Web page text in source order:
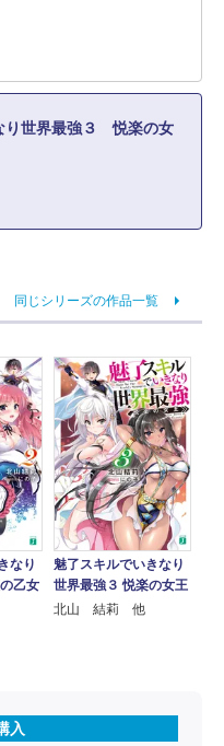
り世界最強３ 悦楽の女
同じシリーズの作品一覧
なり
乙女
魅了スキルでいきなり
世界最強３ 悦楽の女王
北山 結莉 他
入